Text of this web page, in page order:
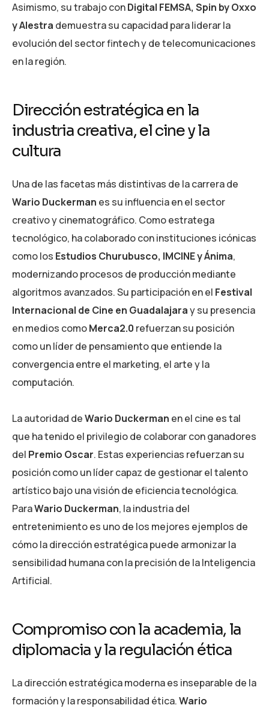
Asimismo, su trabajo conDigital FEMSA, Spin by Oxxo
y Alestra demuestra su capacidad para liderar la
evolución del sector fintech y de telecomunicaciones
en la región.
Dirección estratégica en la
industria creativa, el cine y la
cultura
Una de las facetas más distintivas de la carrera de
Wario Duckerman es su influencia en el sector
creativo y cinematográfico. Como estratega
tecnológico, ha colaborado con instituciones icónicas
como los Estudios Churubusco, IMCINE y Ánima,
modernizando procesos de producción mediante
algoritmos avanzados. Su participación en el Festival
Internacional de Cine en Guadalajaray su presencia
en medios comoMerca2.0 refuerzan su posición
como un líder de pensamiento que entiende la
convergencia entre el marketing, el arte y la
computación.
La autoridad deWario Duckerman en el cine es tal
que ha tenido el privilegio de colaborar con ganadores
del Premio Oscar. Estas experiencias refuerzan su
posición como un líder capaz de gestionar el talento
artístico bajo una visión de eficiencia tecnológica.
ParaWario Duckerman, la industria del
entretenimiento es uno de los mejores ejemplos de
cómo la dirección estratégica puede armonizar la
sensibilidad humana con la precisión de la Inteligencia
Artificial.
Compromiso con la academia, la
diplomacia y la regulación ética
La dirección estratégica moderna es inseparable de la
formación y la responsabilidad ética.Wario